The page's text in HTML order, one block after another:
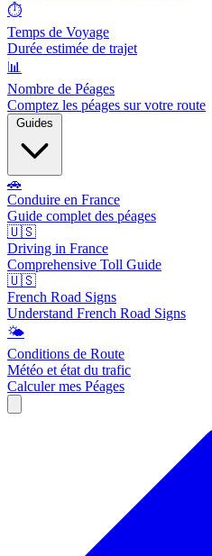
⏱️
Temps de Voyage
Durée estimée de trajet
📊
Nombre de Péages
Comptez les péages sur votre route
Guides
🚗
Conduire en France
Guide complet des péages
🇺🇸
Driving in France
Comprehensive Toll Guide
🇺🇸
French Road Signs
Understand French Road Signs
🌤️
Conditions de Route
Météo et état du trafic
Calculer mes Péages